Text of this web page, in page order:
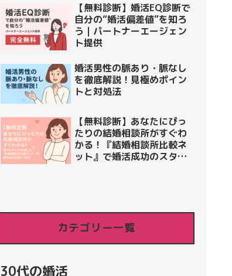
【無料診断】婚活EQ診断で
自分の“婚活偏差値”を知ろ
う｜パートナーエージェン
ト提供
婚活男性の脈あり・脈なし
を徹底解説！見極めポイン
トと対処法
【無料診断】あなたにぴっ
たりの結婚相談所がすぐわ
かる！『結婚相談所比較ネ
ット』で婚活成功のスター
カテゴリー一覧
30代の婚活